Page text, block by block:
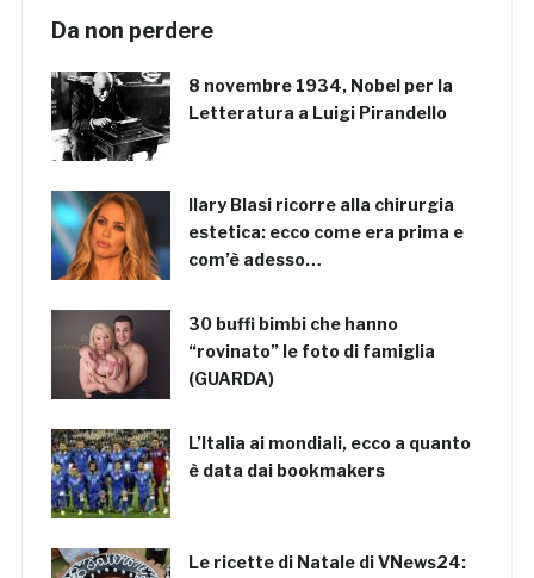
Da non perdere
8 novembre 1934, Nobel per la
Letteratura a Luigi Pirandello
Ilary Blasi ricorre alla chirurgia
estetica: ecco come era prima e
com’è adesso…
30 buffi bimbi che hanno
“rovinato” le foto di famiglia
(GUARDA)
L’Italia ai mondiali, ecco a quanto
è data dai bookmakers
Le ricette di Natale di VNews24: